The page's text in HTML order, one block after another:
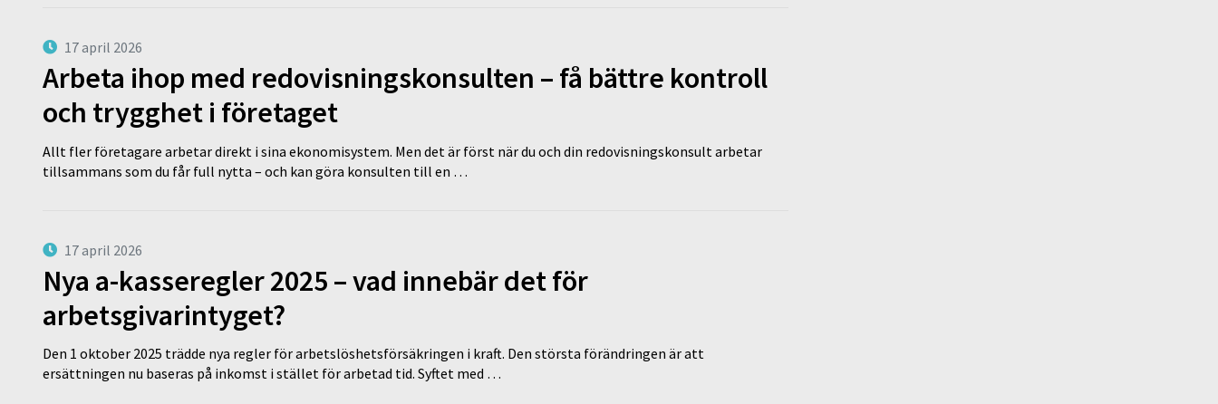
17 april 2026
Arbeta ihop med redovisningskonsulten – få bättre kontroll
och trygghet i företaget
Allt fler företagare arbetar direkt i sina ekonomisystem. Men det är först när du och din redovisningskonsult arbetar
tillsammans som du får full nytta – och kan göra konsulten till en …
17 april 2026
Nya a-kasseregler 2025 – vad innebär det för
arbetsgivarintyget?
Den 1 oktober 2025 trädde nya regler för arbetslöshetsförsäkringen i kraft. Den största förändringen är att
ersättningen nu baseras på inkomst i stället för arbetad tid. Syftet med …